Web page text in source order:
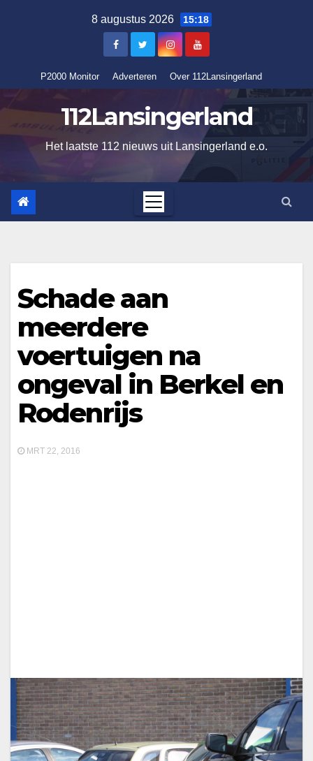
8 augustus 2026 15:18
P2000 Monitor Adverteren Over 112Lansingerland
112Lansingerland
Het laatste 112 nieuws uit Lansingerland e.o.
Schade aan
meerdere
voertuigen na
ongeval in Berkel en
Rodenrijs
MRT 22, 2016